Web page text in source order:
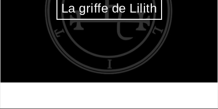
La griffe de Lilith